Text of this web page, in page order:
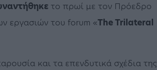
το πρωί με τον Πρόεδρο
εργασιών του forum «The Trilateral
και τα επενδυτικά σχέδια της